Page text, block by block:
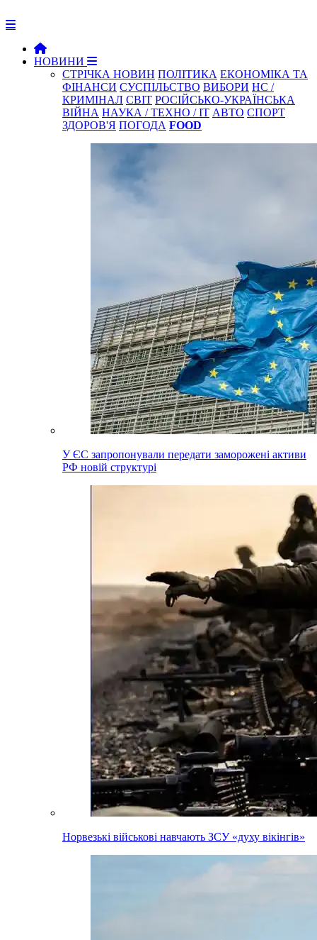
НОВИНИ
СТРІЧКА НОВИН ПОЛІТИКА ЕКОНОМІКА ТА
ФІНАНСИ СУСПІЛЬСТВО ВИБОРИ НС /
КРИМІНАЛ СВІТ РОСІЙСЬКО-УКРАЇНСЬКА
ВІЙНА НАУКА / ТЕХНО / IT АВТО СПОРТ
ЗДОРОВ'Я ПОГОДА FOOD
У ЄС запропонували передати заморожені активи
РФ новій структурі
Норвезькі військові навчають ЗСУ «духу вікінгів»